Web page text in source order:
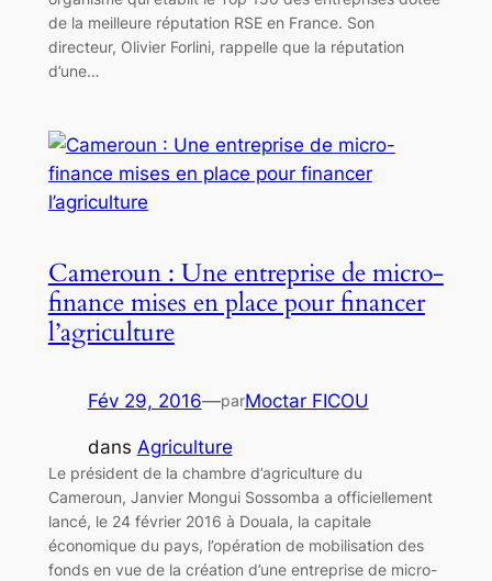
de la meilleure réputation RSE en France. Son
directeur, Olivier Forlini, rappelle que la réputation
d’une…
Cameroun : Une entreprise de micro-
finance mises en place pour financer
l’agriculture
Fév 29, 2016—parMoctar FICOU
dans Agriculture
Le président de la chambre d’agriculture du
Cameroun, Janvier Mongui Sossomba a officiellement
lancé, le 24 février 2016 à Douala, la capitale
économique du pays, l’opération de mobilisation des
fonds en vue de la création d’une entreprise de micro-